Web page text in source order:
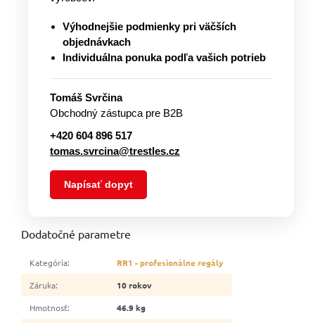
Výhodnejšie podmienky pri väčších
objednávkach
Individuálna ponuka podľa vašich potrieb
Tomáš Svrčina
Obchodný zástupca pre B2B
+420 604 896 517
tomas.svrcina@trestles.cz
Napísať dopyt
Dodatočné parametre
Kategória:
RR1 - profesionálne regály
Záruka:
10 rokov
Hmotnosť:
46.9 kg